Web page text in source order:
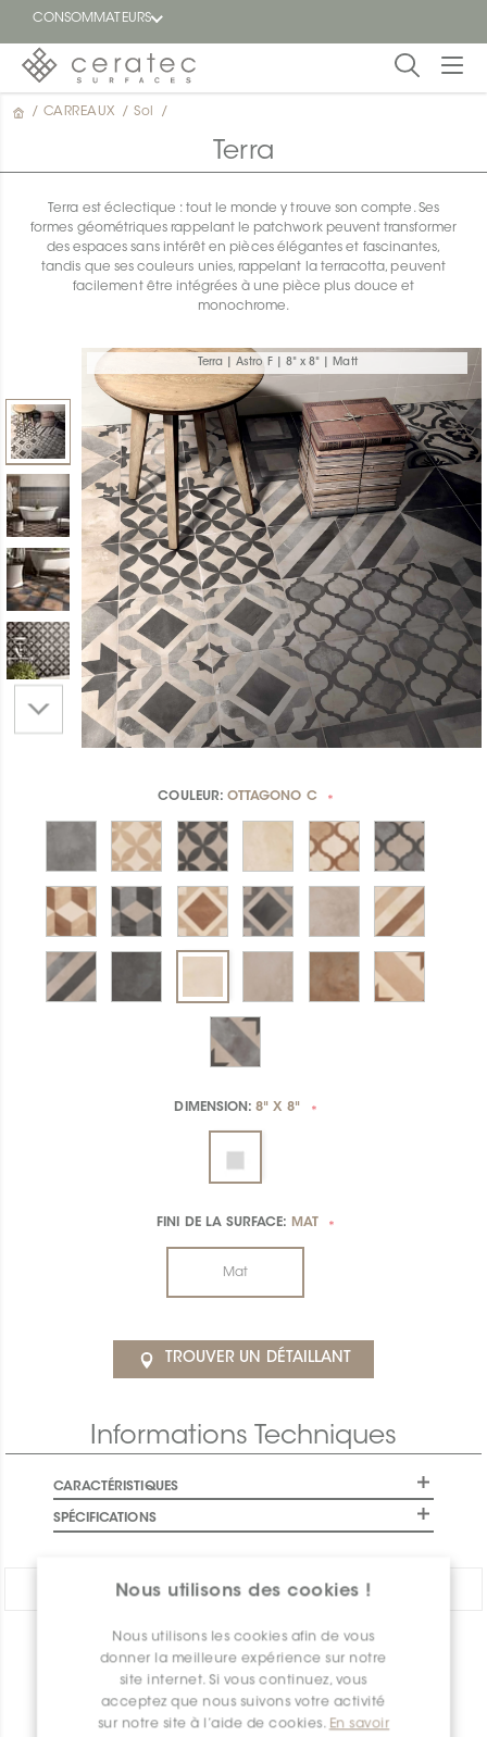
CONSOMMATEURS
En
Trouver
un
détaillant
Nous utilisons des cookies !
Nous utilisons les cookies afin de vous
donner la meilleure expérience sur notre
site internet. Si vous continuez, vous
acceptez que nous suivons votre activité
sur notre site à l’aide de cookies. En savoir
/ CARREAUX / Sol /
Terra
Terra est éclectique : tout le monde y trouve son compte. Ses
formes géométriques rappelant le patchwork peuvent transformer
des espaces sans intérêt en pièces élégantes et fascinantes,
tandis que ses couleurs unies, rappelant la terracotta, peuvent
facilement être intégrées à une pièce plus douce et
monochrome.
Terra | Astro F | 8" x 8" | Matt
COULEUR: OTTAGONO C *
DIMENSION:8" X 8" *
FINI DE LA SURFACE: MAT *
Mat
TROUVER UN DÉTAILLANT
Informations Techniques
CARACTÉRISTIQUES
SPÉCIFICATIONS
PARTAGER:
APERÇU DES PRODUITS